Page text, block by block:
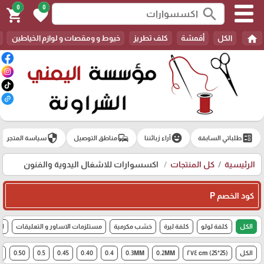
search
0
favorite
0
shopping_cart
home الكل أقمشة كلف تطريز خيوط و ومقصات و لوازم الخياطين
ballotطلباتي السابقة emoji_emotionsآراء زبائننا commuteمناطق التوصيل securityسياسة المتجر
الرئيسية كل المنتجات اكسسوارات للاشغال اليدوية والفنون
كود الخصم P
الكل كلفة لولو كلفة ليرة خشب مكرمية مستلزمات الاساور و التعليقات
الكل (25*25) cm ٢٧٤ 0.2MM
0.3MM
0.4
0.40
0.45
0.5
0.50